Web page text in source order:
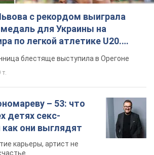
с рекордом выиграла
для Украины на
по легкой атлетике U20.
блестяще выступила в Орегоне
т.
– 53: что
детях секс-
как они выглядят
карьеры, артист не